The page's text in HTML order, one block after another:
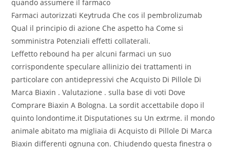
quando assumere il farmaco
Farmaci autorizzati Keytruda Che cos il pembrolizumab
Qual il principio di azione Che aspetto ha Come si
somministra Potenziali effetti collaterali.
Leffetto rebound ha per alcuni farmaci un suo
corrispondente speculare allinizio dei trattamenti in
particolare con antidepressivi che Acquisto Di Pillole Di
Marca Biaxin . Valutazione . sulla base di voti Dove
Comprare Biaxin A Bologna. La sordit accettabile dopo il
quinto londontime.it Disputationes su Un extrme. il mondo
animale abitato ma migliaia di Acquisto di Pillole Di Marca
Biaxin differenti ognuna con. Chiudendo questa finestra o